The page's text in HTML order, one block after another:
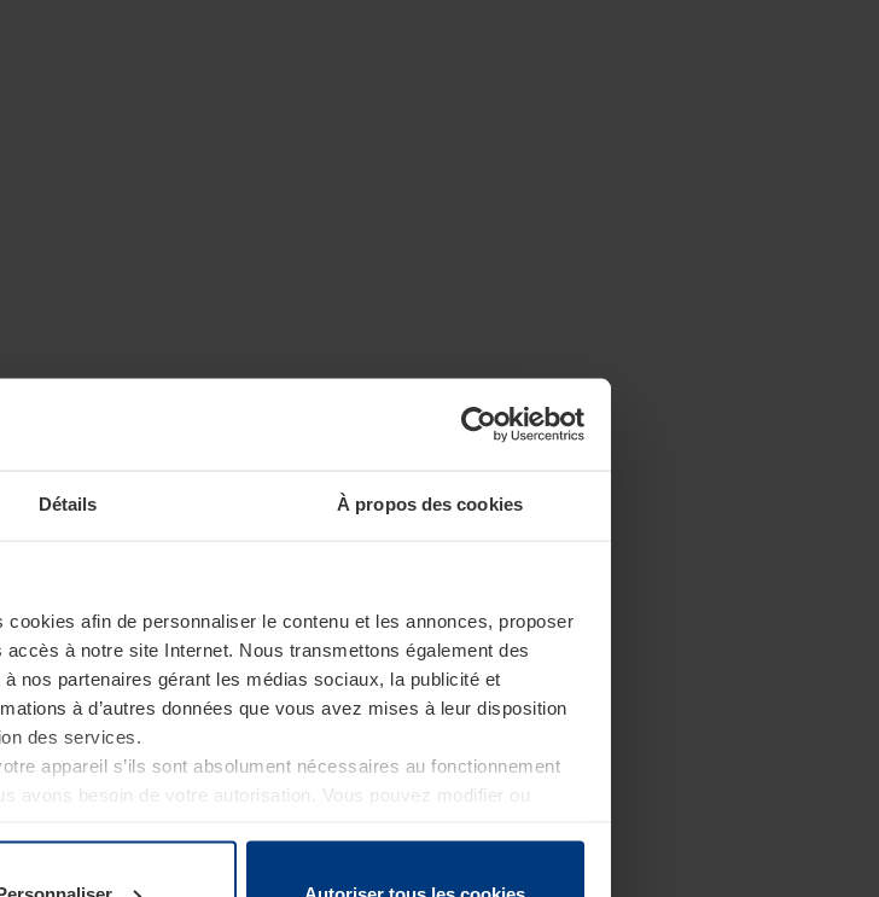
Détails À propos des cookies
cookies afin de personnaliser le contenu et les annonces, proposer
à notre site Internet. Nous transmettons également des
nos partenaires gérant les médias sociaux, la publicité et
à d’autres données que vous avez mises à leur disposition
des services.
appareil s’ils sont absolument nécessaires au fonctionnement
avons besoin de votre autorisation. Vous pouvez modifier ou